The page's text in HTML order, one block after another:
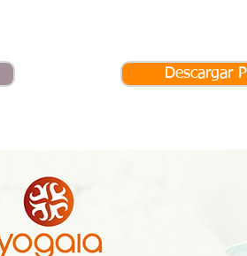
Descargar